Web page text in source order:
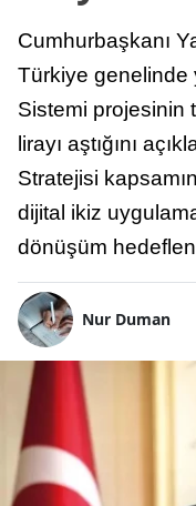
Cumhurbaşkanı
Türkiye genelinde
Sistemi projesinin
lirayı aştığını
Stratejisi
dijital ikiz
dönüşüm
Nur Duman